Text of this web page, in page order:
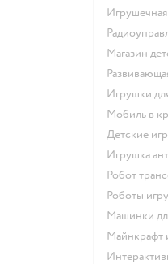
Магазин
Игрушки
Мобиль в
Детские
Игрушка
Робот
Роботы
Машинки